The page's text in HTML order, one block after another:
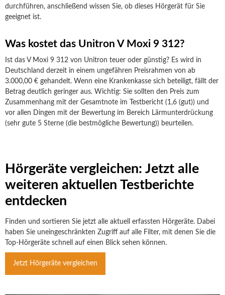
durchführen, anschließend wissen Sie, ob dieses Hörgerät für Sie
geeignet ist.
Was kostet das Unitron V Moxi 9 312?
Ist das V Moxi 9 312 von Unitron teuer oder günstig? Es wird in
Deutschland derzeit in einem ungefähren Preisrahmen von ab
3.000,00 € gehandelt. Wenn eine Krankenkasse sich beteiligt, fällt der
Betrag deutlich geringer aus. Wichtig: Sie sollten den Preis zum
Zusammenhang mit der Gesamtnote im Testbericht (1,6 (gut)) und
vor allen Dingen mit der Bewertung im Bereich Lärmunterdrückung
(sehr gute 5 Sterne (die bestmögliche Bewertung)) beurteilen.
Hörgeräte vergleichen: Jetzt alle
weiteren aktuellen Testberichte
entdecken
Finden und sortieren Sie jetzt alle aktuell erfassten Hörgeräte. Dabei
haben Sie uneingeschränkten Zugriff auf alle Filter, mit denen Sie die
Top-Hörgeräte schnell auf einen Blick sehen können.
Jetzt Hörgeräte vergleichen